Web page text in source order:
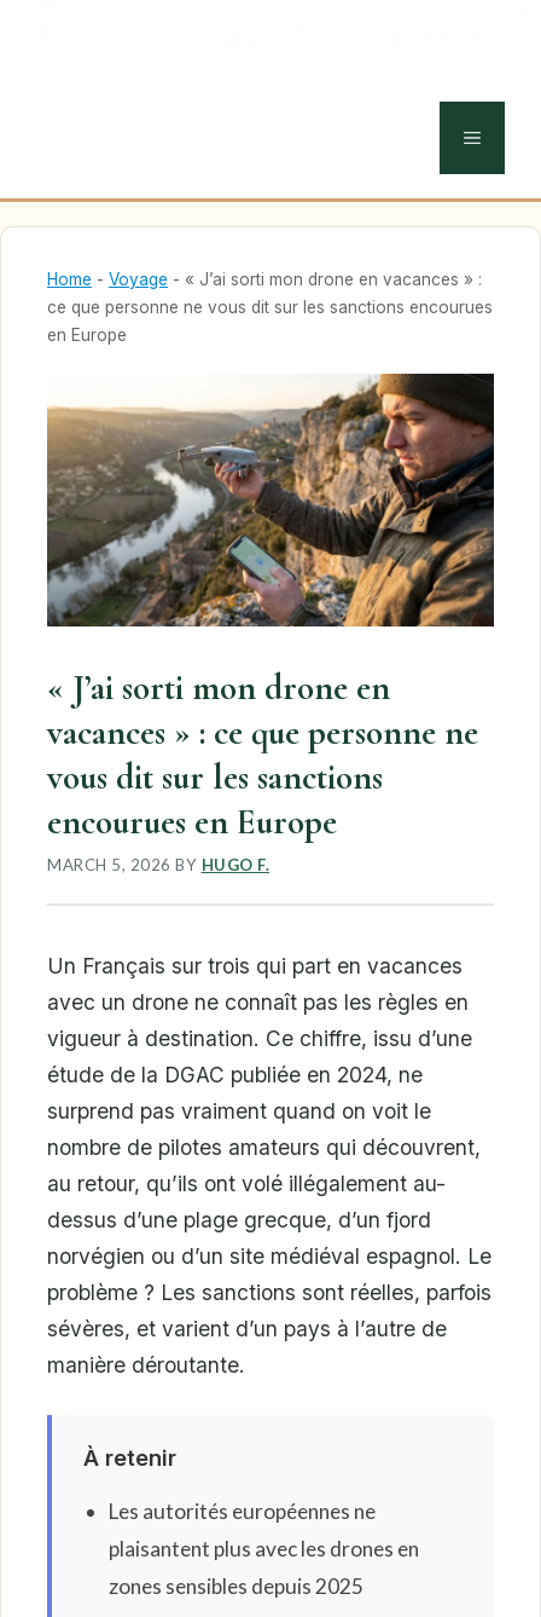
MENU
Home - Voyage - « J’ai sorti mon drone en vacances » :
ce que personne ne vous dit sur les sanctions encourues
en Europe
« J’ai sorti mon drone en
vacances » : ce que personne ne
vous dit sur les sanctions
encourues en Europe
MARCH 5, 2026 BY HUGO F.
Un Français sur trois qui part en vacances
avec un drone ne connaît pas les règles en
vigueur à destination. Ce chiffre, issu d’une
étude de la DGAC publiée en 2024, ne
surprend pas vraiment quand on voit le
nombre de pilotes amateurs qui découvrent,
au retour, qu’ils ont volé illégalement au-
dessus d’une plage grecque, d’un fjord
norvégien ou d’un site médiéval espagnol. Le
problème ? Les sanctions sont réelles, parfois
sévères, et varient d’un pays à l’autre de
manière déroutante.
À retenir
Les autorités européennes ne
plaisantent plus avec les drones en
zones sensibles depuis 2025